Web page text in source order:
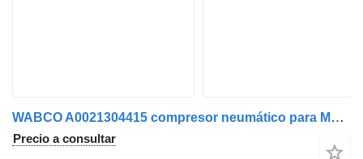
WABCO A0021304415 compresor neumático para Mercedes-Benz Atego camión
Precio a consultar